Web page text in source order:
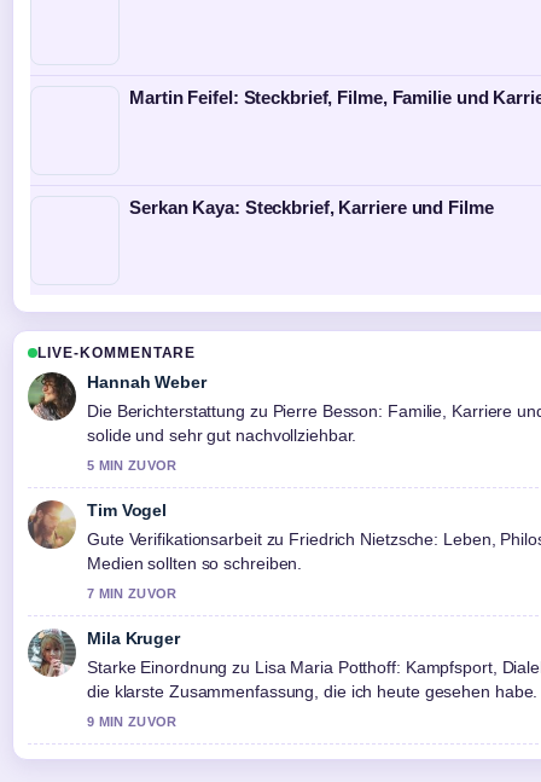
Martin Feifel: Steckbrief, Filme, Familie und
Serkan Kaya: Steckbrief, Karriere und Filme
LIVE-KOMMENTARE
Hannah Weber
Die Berichterstattung zu Pierre Besson: Familie, Karriere
solide und sehr gut nachvollziehbar.
5 MIN ZUVOR
Tim Vogel
Gute Verifikationsarbeit zu Friedrich Nietzsche: Leben,
Medien sollten so schreiben.
7 MIN ZUVOR
Mila Kruger
Starke Einordnung zu Lisa Maria Potthoff: Kampfsport,
die klarste Zusammenfassung, die ich heute gesehen habe.
9 MIN ZUVOR